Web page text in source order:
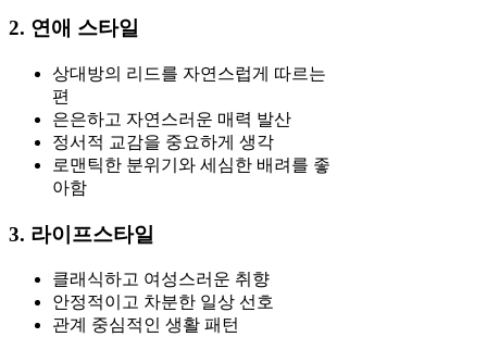
2. 연애 스타일
상대방의 리드를 자연스럽게 따르는
편
은은하고 자연스러운 매력 발산
정서적 교감을 중요하게 생각
로맨틱한 분위기와 세심한 배려를 좋
아함
3. 라이프스타일
클래식하고 여성스러운 취향
안정적이고 차분한 일상 선호
관계 중심적인 생활 패턴